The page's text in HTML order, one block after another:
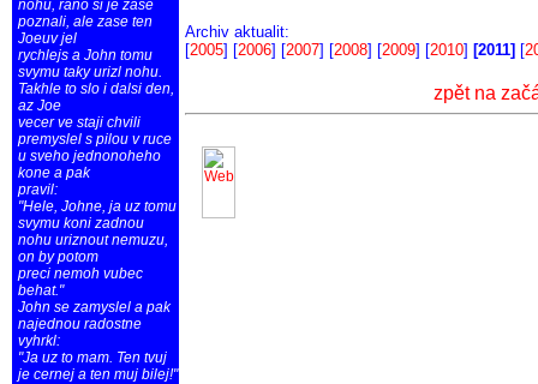
nohu, rano si je zase
poznali, ale zase ten
Joeuv jel
rychlejs a John tomu
svymu taky urizl nohu.
Takhle to slo i dalsi den,
az Joe
vecer ve staji chvili
premyslel s pilou v ruce
u sveho jednonoheho
kone a pak
pravil:
"Hele, Johne, ja uz tomu
svymu koni zadnou
nohu uriznout nemuzu,
on by potom
preci nemoh vubec
behat."
John se zamyslel a pak
najednou radostne
vyhrkl:
"Ja uz to mam. Ten tvuj
je cernej a ten muj bilej!"
Archiv aktualit:
[2005] [2006] [2007] [2008] [2009] [2010] [2011] [
zpět na